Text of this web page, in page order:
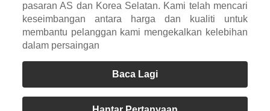
pasaran AS dan Korea Selatan. Kami telah mencari
keseimbangan antara harga dan kualiti untuk
membantu pelanggan kami mengekalkan kelebihan
dalam persaingan
Baca Lagi